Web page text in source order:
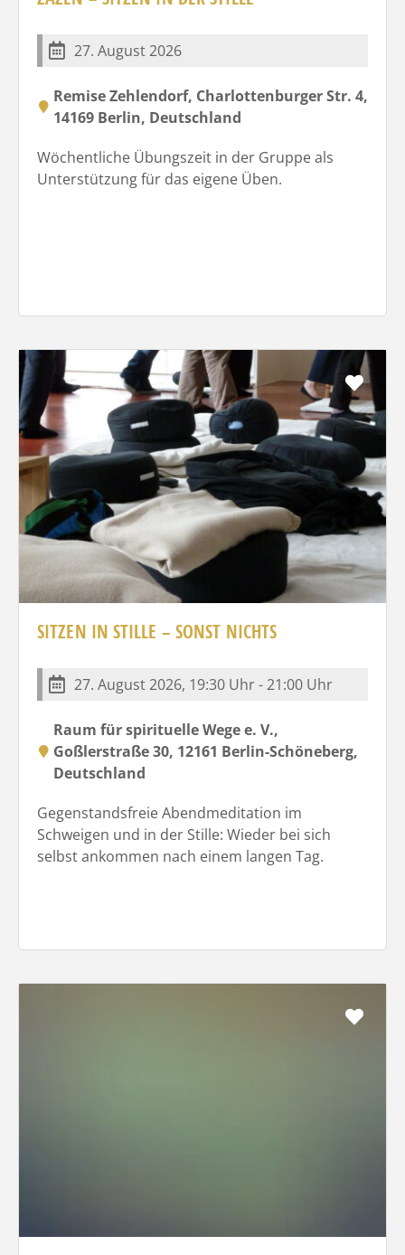
27. August 2026
Remise Zehlendorf, Charlottenburger Str. 4,
14169 Berlin, Deutschland
Wöchentliche Übungszeit in der Gruppe als
Unterstützung für das eigene Üben.
SITZEN IN STILLE – SONST NICHTS
27. August 2026, 19:30 Uhr - 21:00 Uhr
Raum für spirituelle Wege e. V.,
Goßlerstraße 30, 12161 Berlin-Schöneberg,
Deutschland
Gegenstandsfreie Abendmeditation im
Schweigen und in der Stille: Wieder bei sich
selbst ankommen nach einem langen Tag.